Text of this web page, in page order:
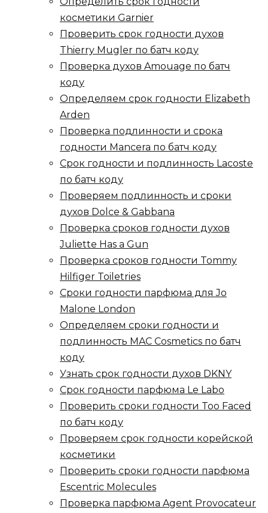
косметики Garnier
Проверить срок годности духов
Thierry Mugler по батч коду
Проверка духов Amouage по батч
коду
Определяем срок годности Elizabeth
Arden
Проверка подлинности и срока
годности Mancera по батч коду
Срок годности и подлинность Lacoste
по батч коду
Проверяем подлинность и сроки
духов Dolce & Gabbana
Проверка сроков годности духов
Juliette Has a Gun
Проверка сроков годности Tommy
Hilfiger Toiletries
Сроки годности парфюма для Jo
Malone London
Определяем сроки годности и
подлинность MAC Cosmetics по батч
коду
Узнать срок годности духов DKNY
Срок годности парфюма Le Labo
Проверить сроки годности Too Faced
по батч коду
Проверяем срок годности корейской
косметики
Проверить сроки годности парфюма
Escentric Molecules
Проверка парфюма Agent Provocateur